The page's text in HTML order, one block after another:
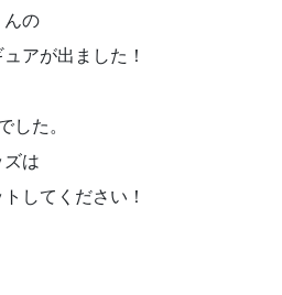
の
アが出ました！
た。
は
してください！